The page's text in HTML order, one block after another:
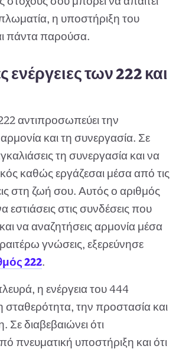
η υποστήριξη του
πάντα παρούσα.
ενέργειες των 222 και
αντιπροσωπεύει την
και τη συνεργασία. Σε
τη συνεργασία και να
καθώς εργάζεσαι μέσα από τις
στη ζωή σου. Αυτός ο αριθμός
εστιάσεις στις συνδέσεις που
να αναζητήσεις αρμονία μέσα
γνώσεις, εξερεύνησε
222.
η ενέργεια του 444
σταθερότητα, την προστασία και
Σε διαβεβαιώνει ότι
πνευματική υποστήριξη και ότι